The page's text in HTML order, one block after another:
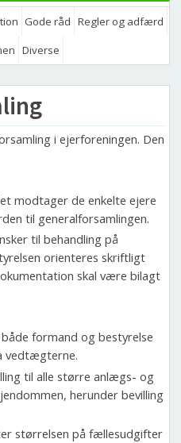
Gode råd Regler og adfærd
Diverse
i ejerforeningen. Den
modtager de enkelte ejere
til generalforsamlingen.
til behandling på
orienteres skriftligt
skal være bilagt
formand og bestyrelse
vedtægterne.
til alle større anlægs- og
herunder bevilling
størrelsen på fællesudgifter